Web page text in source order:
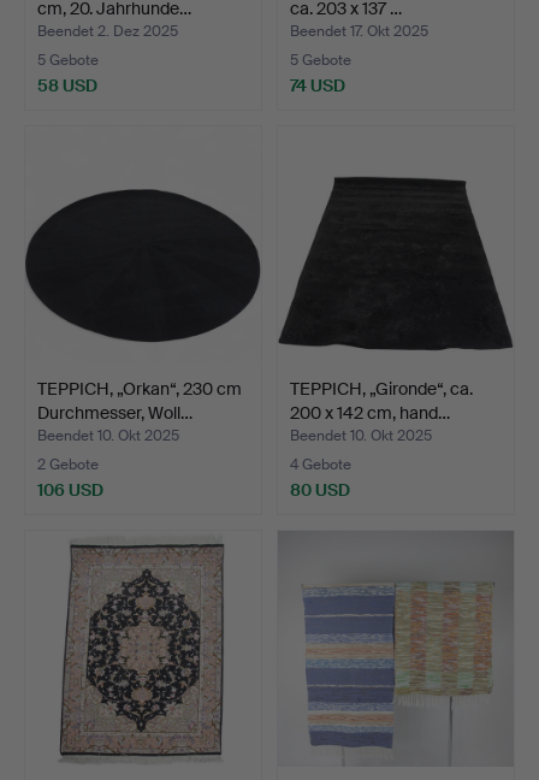
cm, 20. Jahrhunde…
Beendet 2. Dez 2025
5 Gebote
58 USD
ca. 203 x 137 …
Beendet 17. Okt 2025
5 Gebote
74 USD
TEPPICH, „Orkan“, 230 cm
Durchmesser, Woll…
Beendet 10. Okt 2025
2 Gebote
106 USD
TEPPICH, „Gironde“, ca.
200 x 142 cm, hand…
Beendet 10. Okt 2025
4 Gebote
80 USD